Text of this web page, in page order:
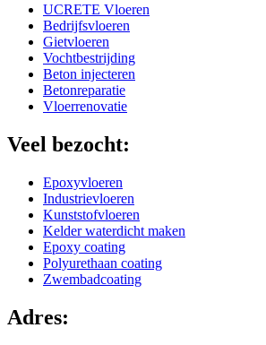
UCRETE Vloeren
Bedrijfsvloeren
Gietvloeren
Vochtbestrijding
Beton injecteren
Betonreparatie
Vloerrenovatie
Veel bezocht:
Epoxyvloeren
Industrievloeren
Kunststofvloeren
Kelder waterdicht maken
Epoxy coating
Polyurethaan coating
Zwembadcoating
Adres: